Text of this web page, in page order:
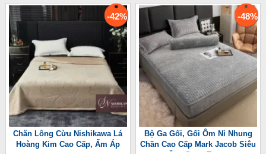
-42%
Chăn Lông Cừu Nishikawa Lá
Hoàng Kim Cao Cấp, Ấm Áp
-48%
Bộ Ga Gối, Gối Ôm Nỉ Nhung
Chần Cao Cấp Mark Jacob Siêu